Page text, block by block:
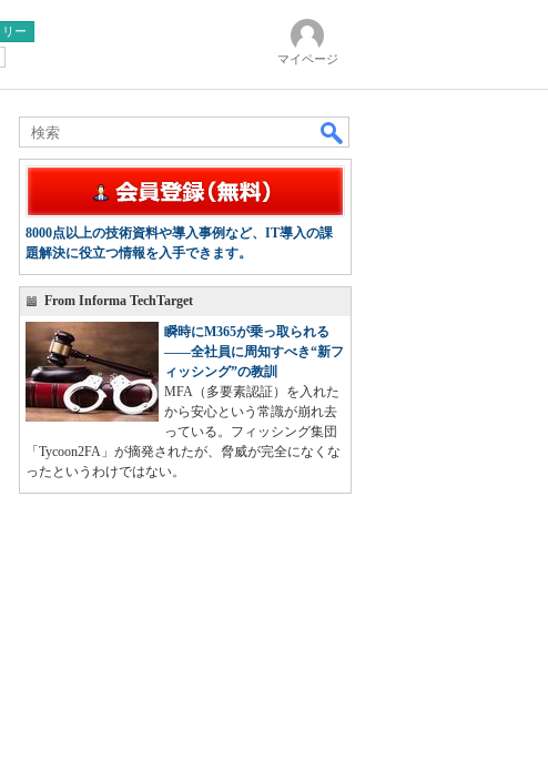
ー
マイページ
8000点以上の技術資料や導入事例など、IT導入の課
題解決に役立つ情報を入手できます。
From Informa TechTarget
瞬時にM365が乗っ取られる
――全社員に周知すべき“新フ
ィッシング”の教訓
MFA（多要素認証）を入れた
から安心という常識が崩れ去
っている。フィッシング集団
「Tycoon2FA」が摘発されたが、脅威が完全になくな
ったというわけではない。